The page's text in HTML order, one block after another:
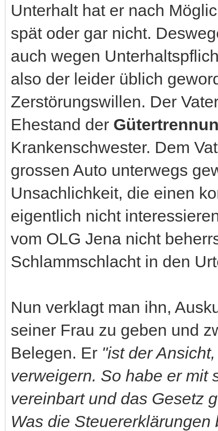
Unterhalt hat er nach
spät oder gar nicht.
auch wegen
also der leider üblich
Zerstörungswillen. Der
Ehestand der
Krankenschwester. Dem
grossen Auto unterwegs
Unsachlichkeit, die einen
eigentlich nicht
vom OLG Jena nicht
Schlammschlacht in den
Nun verklagt man ihn,
seiner Frau zu geben und
Belegen. Er "ist der
verweigern. So habe er mit
vereinbart und das Gesetz
Was die